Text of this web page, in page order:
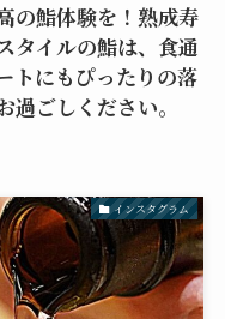
の鮨体験を！熟成寿
タイルの鮨は、食通
トにもぴったりの落
ごしください。
インスタグラム